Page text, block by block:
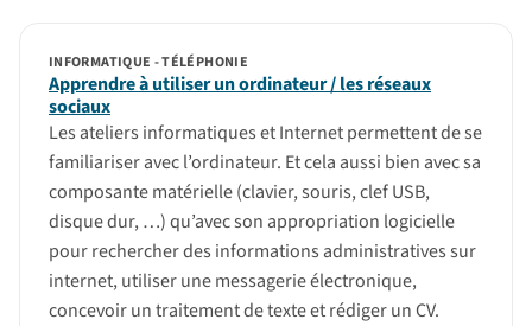
Apprendre à utiliser un ordinateur / les réseaux
sociaux
INFORMATIQUE - TÉLÉPHONIE
Les ateliers informatiques et Internet permettent de se
familiariser avec l’ordinateur. Et cela aussi bien avec sa
composante matérielle (clavier, souris, clef USB,
disque dur, …) qu’avec son appropriation logicielle
pour rechercher des informations administratives sur
internet, utiliser une messagerie électronique,
concevoir un traitement de texte et rédiger un CV.